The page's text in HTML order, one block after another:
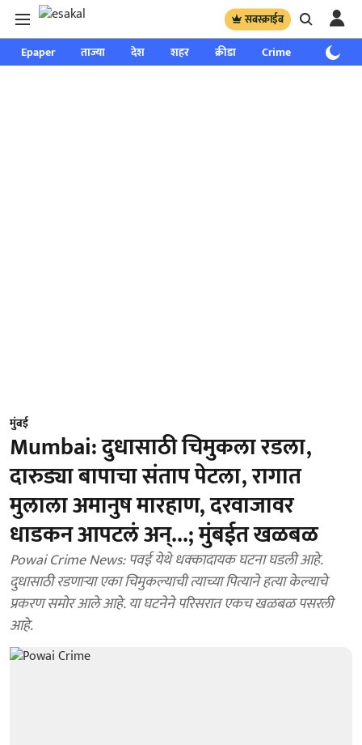
सबस्क्राईब
Epaper ताज्या देश शहर क्रीडा Crime साप्ताहिक
मुंबई
Mumbai: दुधासाठी चिमुकला रडला,
दारुड्या बापाचा संताप पेटला, रागात
मुलाला अमानुष मारहाण, दरवाजावर
धाडकन आपटलं अन्...; मुंबईत खळबळ
Powai Crime News: पवई येथे धक्कादायक घटना घडली आहे.
दुधासाठी रडणाऱ्या एका चिमुकल्याची त्याच्या पित्याने हत्या केल्याचे
प्रकरण समोर आले आहे. या घटनेने परिसरात एकच खळबळ पसरली
आहे.